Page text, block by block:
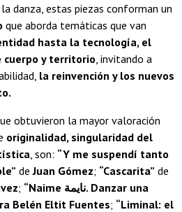
danza, estas piezas conforman un
que aborda temáticas que van
hasta la tecnología, el
cuerpo y territorio , invitando a
la reinvención y los nuevos
obtuvieron la mayor valoración
originalidad, singularidad del
, son: “Y me suspendí tanto
de Juan Gómez; “Cascarita” de
; “Naime نايمة. Danzar una
Belén Eltit Fuentes; “Liminal: el